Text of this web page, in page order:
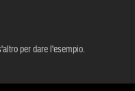
per dare l'esempio.